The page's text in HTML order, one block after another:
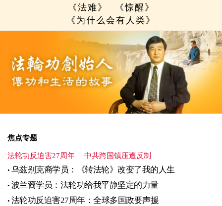
《法难》
《惊醒》
《为什么会有人类》
焦点专题
法轮功反迫害27周年 中共跨国镇压遭反制
乌兹别克裔学员：《转法轮》改变了我的人生
波兰裔学员：法轮功给我平静坚定的力量
法轮功反迫害27周年：全球多国政要声援